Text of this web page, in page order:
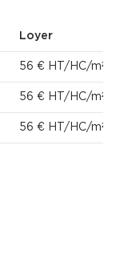
Loyer
56 € HT/HC/m²/
56 € HT/HC/m²/
56 € HT/HC/m²/